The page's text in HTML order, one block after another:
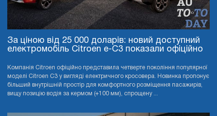
За ціною від 25 000 доларів: новий доступний
електромобіль Citroen e-C3 показали офіційно
Компанія Citroen офіційно представила четверте покоління популярної
моделі Citroen C3 у вигляді електричного кросовера. Новинка пропонує
більший внутрішній простір для комфортного розміщення пасажирів,
вищу позицію водія за кермом (+100 мм), спрощену ...